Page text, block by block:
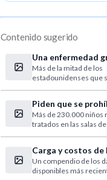
Contenido sugerido
Una enfermedad
un desastre
muchos en EE.UU.
Más de la mitad de los
estadounidenses que
Piden que se
"andadores" para
Más de 230.000 niños
tratados en las salas
1990 y 2014 (un
de 9.000 al año)
Carga y costos de
enfermedad
gastrointestinal
Un compendio de los
disponibles más